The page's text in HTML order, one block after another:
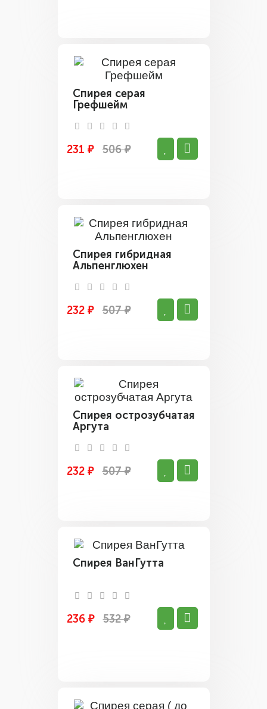
Спирея серая
Грефшейм
231 ₽ 506 ₽
Спирея гибридная
Альпенглюхен
232 ₽ 507 ₽
Спирея острозубчатая
Аргута
232 ₽ 507 ₽
Спирея ВанГутта
236 ₽ 532 ₽